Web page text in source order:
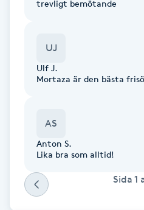
Fransar
Fransfärgning
Fransförlängning
trevligt bemötande
UJ
Ulf J.
Mortaza är den bästa
AS
Anton S.
Lika bra som alltid!
Sida 1